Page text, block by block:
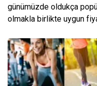
günümüzde oldukça
olmakla birlikte uygun